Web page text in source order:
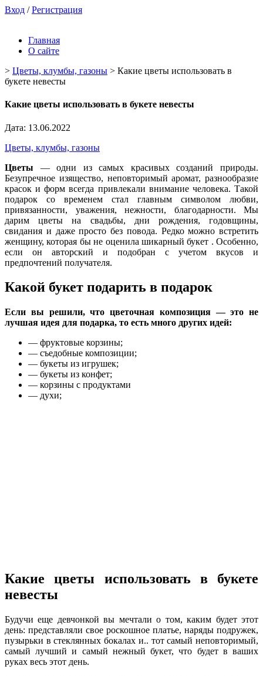
Вход /Регистрация
Главная
О сайте
> Цветы, клумбы, газоны > Какие цветы использовать в
букете невесты
Какие цветы использовать в букете невесты
Дата: 13.06.2022
Цветы, клумбы, газоны
Цветы — одни из самых красивых созданий природы.
Безупречное изящество, неповторимый аромат, разнообразие
красок и форм всегда привлекали внимание человека. Такой
подарок со временем стал главным символом любви,
привязанности, уважения, нежности, благодарности. Мы
дарим цветы на свадьбы, дни рождения, годовщины,
свидания и даже просто без повода. Редко можно встретить
женщину, которая бы не оценила шикарный букет . Особенно,
если он авторский и подобран с учетом вкусов и
предпочтений получателя.
Какой букет подарить в подарок
Если вы решили, что цветочная композиция — это не
лучшая идея для подарка, то есть много других идей:
— фруктовые корзины;
— съедобные композиции;
— букеты из игрушек;
— букеты из конфет;
— корзины с продуктами
— духи;
Какие цветы использовать в букете
невесты
Будучи еще девчонкой вы мечтали о том, каким будет этот
день: представляли свое роскошное платье, наряды подружек,
пузырьки в стеклянных бокалах и.. тот самый неповторимый,
самый лучший и самый нежный букет, что будет в ваших
руках весь этот день.